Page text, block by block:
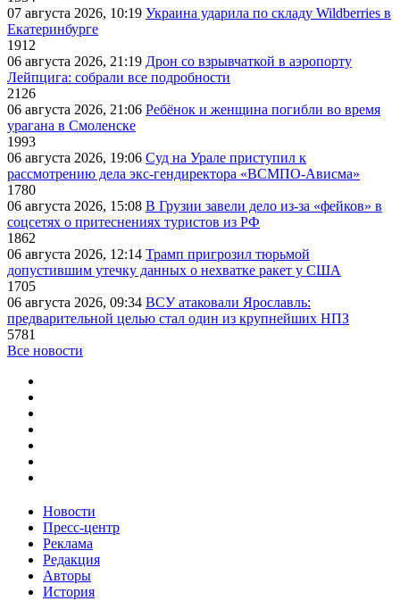
07 августа 2026, 10:19 Украина ударила по складу Wildberries в
Екатеринбурге
1912
06 августа 2026, 21:19 Дрон со взрывчаткой в аэропорту
Лейпцига: собрали все подробности
2126
06 августа 2026, 21:06 Ребёнок и женщина погибли во время
урагана в Смоленске
1993
06 августа 2026, 19:06 Суд на Урале приступил к
рассмотрению дела экс-гендиректора «ВСМПО-Ависма»
1780
06 августа 2026, 15:08 В Грузии завели дело из-за «фейков» в
соцсетях о притеснениях туристов из РФ
1862
06 августа 2026, 12:14 Трамп пригрозил тюрьмой
допустившим утечку данных о нехватке ракет у США
1705
06 августа 2026, 09:34 ВСУ атаковали Ярославль:
предварительной целью стал один из крупнейших НПЗ
5781
Все новости
Новости
Пресс-центр
Реклама
Редакция
Авторы
История